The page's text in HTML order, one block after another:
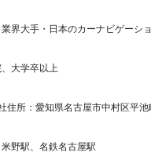
業界大手・日本のカーナビゲー
大学卒以上
住所：愛知県名古屋市中村区平
野駅、名鉄名古屋駅